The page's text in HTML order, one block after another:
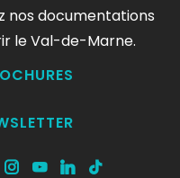
nos documentations
le Val-de-Marne.